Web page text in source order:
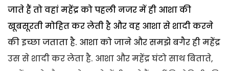
जाते हैं तो वहां महेंद्र को पहली नजर में ही आशा की
खूबसूरती मोहित कर लेती है और वह आशा से शादी करने
की इच्छा जताता है. आशा को जाने और समझे बगैर ही महेंद्र
उस से शादी कर लेता है. आशा और महेंद्र घंटो साथ बिताते,